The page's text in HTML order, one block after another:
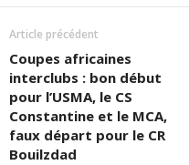
Article précédent
Coupes africaines
interclubs : bon début
pour l’USMA, le CS
Constantine et le MCA,
faux départ pour le CR
Bouilzdad